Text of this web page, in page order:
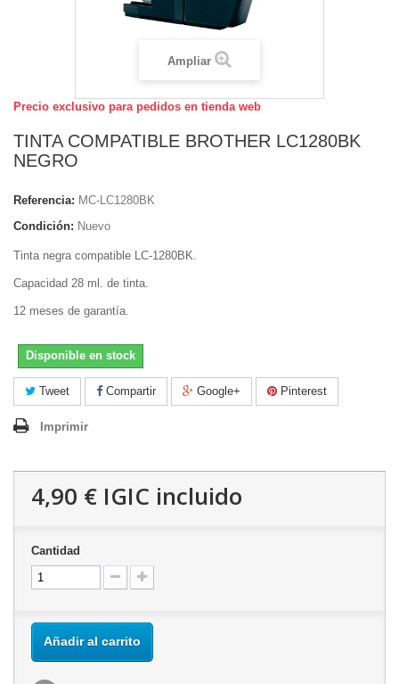
Ampliar
Precio exclusivo para pedidos en tienda web
TINTA COMPATIBLE BROTHER LC1280BK
NEGRO
Referencia: MC-LC1280BK
Condición: Nuevo
Tinta negra compatible LC-1280BK.
Capacidad 28 ml. de tinta.
12 meses de garantía.
Disponible en stock
Tweet Compartir Google+ Pinterest
Imprimir
4,90 € IGIC incluido
Cantidad
Añadir al carrito